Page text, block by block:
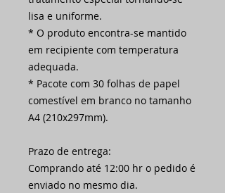
lisa e uniforme.
* O produto encontra-se mantido
em recipiente com temperatura
adequada.
* Pacote com 30 folhas de papel
comestível em branco no tamanho
A4 (210x297mm).
Prazo de entrega:
Comprando até 12:00 hr o pedido é
enviado no mesmo dia.